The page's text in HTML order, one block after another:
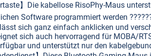
】Die kabellose RisoPhy-Maus
Software programmiert werden
sich ganz einfach anklicken und
sich auch hervorragend für MOBA/
und unterstützt nur den